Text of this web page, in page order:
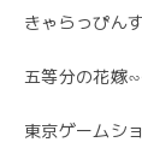
きゃらっぴん
五等分の花嫁
東京ゲームシ